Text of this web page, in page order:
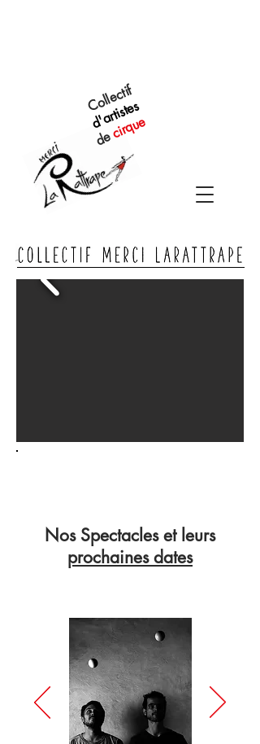
Collectif
d'artistes
decirque
Nos Spectacles et leurs
prochaines dates